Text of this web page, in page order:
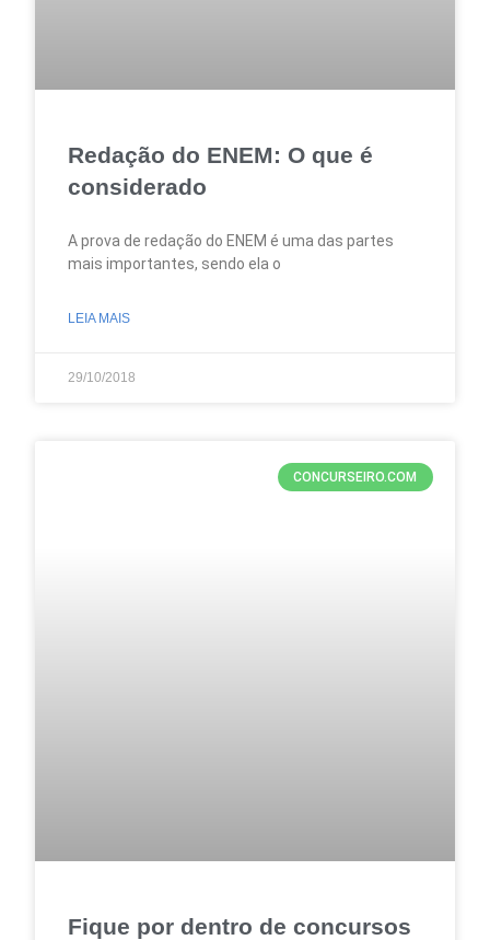
Redação do ENEM: O que é
considerado
A prova de redação do ENEM é uma das partes
mais importantes, sendo ela o
LEIA MAIS
29/10/2018
CONCURSEIRO.COM
Fique por dentro de concursos